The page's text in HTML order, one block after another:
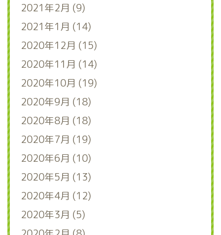
2021年2月 (9)
2021年1月 (14)
2020年12月 (15)
2020年11月 (14)
2020年10月 (19)
2020年9月 (18)
2020年8月 (18)
2020年7月 (19)
2020年6月 (10)
2020年5月 (13)
2020年4月 (12)
2020年3月 (5)